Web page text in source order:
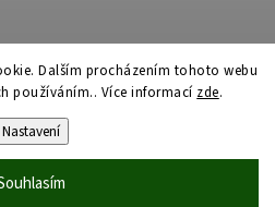
Dalším procházením tohoto webu
používáním.. Více informací zde.
Nastavení
Onyx. Všechna práva vyhrazena.